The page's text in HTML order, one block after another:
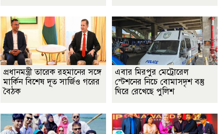
প্রধানমন্ত্রী তারেক রহমানের সঙ্গে
মার্কিন বিশেষ দূত সার্জিও গরের
বৈঠক
এবার মিরপুর মেট্রোরেল
স্টেশনের নিচে বোমাসদৃশ বস্তু
ঘিরে রেখেছে পুলিশ